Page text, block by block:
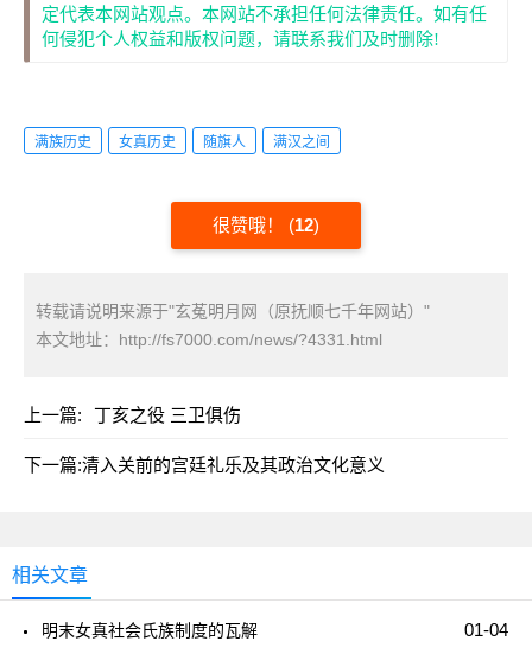
定代表本网站观点。本网站不承担任何法律责任。如有任
何侵犯个人权益和版权问题，请联系我们及时删除!
满族历史 女真历史 随旗人 满汉之间
很赞哦！ (12)
转载请说明来源于"玄菟明月网（原抚顺七千年网站）"
本文地址： http://fs7000.com/news/?4331.html
上一篇: 丁亥之役 三卫俱伤
下一篇:清入关前的宫廷礼乐及其政治文化意义
相关文章
01-04
明末女真社会氏族制度的瓦解